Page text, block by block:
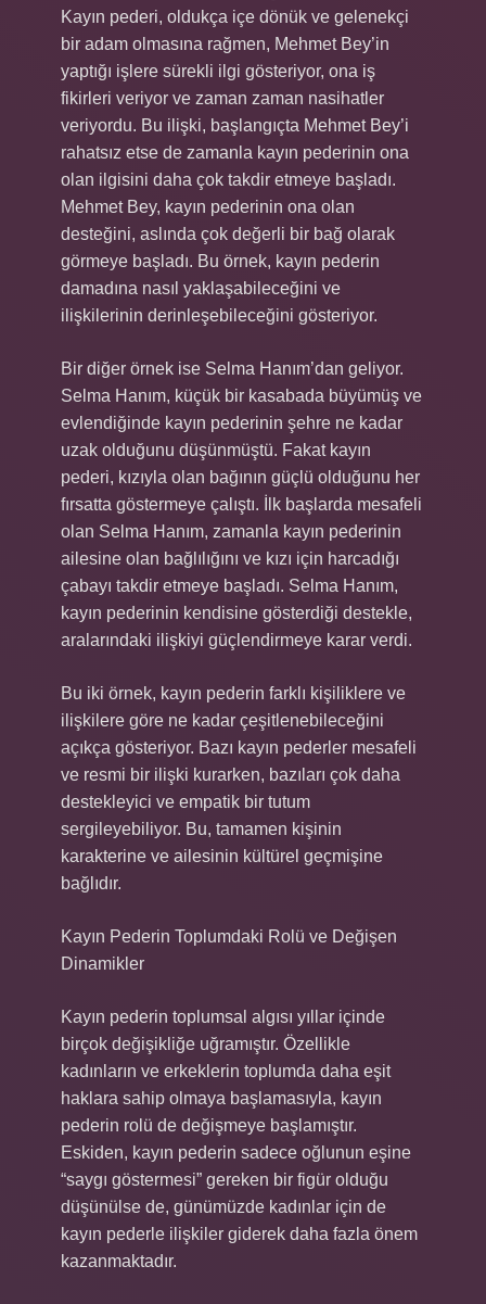
Kayın pederi, oldukça içe dönük ve gelenekçi
bir adam olmasına rağmen, Mehmet Bey’in
yaptığı işlere sürekli ilgi gösteriyor, ona iş
fikirleri veriyor ve zaman zaman nasihatler
veriyordu. Bu ilişki, başlangıçta Mehmet Bey’i
rahatsız etse de zamanla kayın pederinin ona
olan ilgisini daha çok takdir etmeye başladı.
Mehmet Bey, kayın pederinin ona olan
desteğini, aslında çok değerli bir bağ olarak
görmeye başladı. Bu örnek, kayın pederin
damadına nasıl yaklaşabileceğini ve
ilişkilerinin derinleşebileceğini gösteriyor.
Bir diğer örnek ise Selma Hanım’dan geliyor.
Selma Hanım, küçük bir kasabada büyümüş ve
evlendiğinde kayın pederinin şehre ne kadar
uzak olduğunu düşünmüştü. Fakat kayın
pederi, kızıyla olan bağının güçlü olduğunu her
fırsatta göstermeye çalıştı. İlk başlarda mesafeli
olan Selma Hanım, zamanla kayın pederinin
ailesine olan bağlılığını ve kızı için harcadığı
çabayı takdir etmeye başladı. Selma Hanım,
kayın pederinin kendisine gösterdiği destekle,
aralarındaki ilişkiyi güçlendirmeye karar verdi.
Bu iki örnek, kayın pederin farklı kişiliklere ve
ilişkilere göre ne kadar çeşitlenebileceğini
açıkça gösteriyor. Bazı kayın pederler mesafeli
ve resmi bir ilişki kurarken, bazıları çok daha
destekleyici ve empatik bir tutum
sergileyebiliyor. Bu, tamamen kişinin
karakterine ve ailesinin kültürel geçmişine
bağlıdır.
Kayın Pederin Toplumdaki Rolü ve Değişen
Dinamikler
Kayın pederin toplumsal algısı yıllar içinde
birçok değişikliğe uğramıştır. Özellikle
kadınların ve erkeklerin toplumda daha eşit
haklara sahip olmaya başlamasıyla, kayın
pederin rolü de değişmeye başlamıştır.
Eskiden, kayın pederin sadece oğlunun eşine
“saygı göstermesi” gereken bir figür olduğu
düşünülse de, günümüzde kadınlar için de
kayın pederle ilişkiler giderek daha fazla önem
kazanmaktadır.